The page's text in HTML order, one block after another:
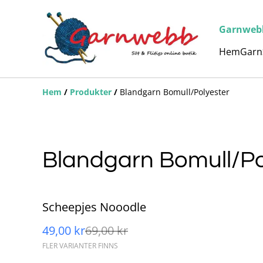
HemGarn
Hem / Produkter / Blandgarn Bomull/Polyester
Blandgarn Bomull/
%
Scheepjes Nooodle
49,00 kr69,00 kr
FLER VARIANTER FINNS